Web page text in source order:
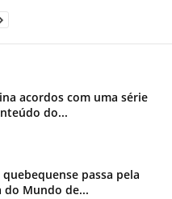
acordos com uma série
do...
passa pela
do Mundo de...